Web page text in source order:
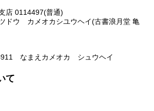
店 0114497(普通)
ドウ カメオカシユウヘイ(古書浪月堂 亀
なまえカメオカ シュウヘイ
て